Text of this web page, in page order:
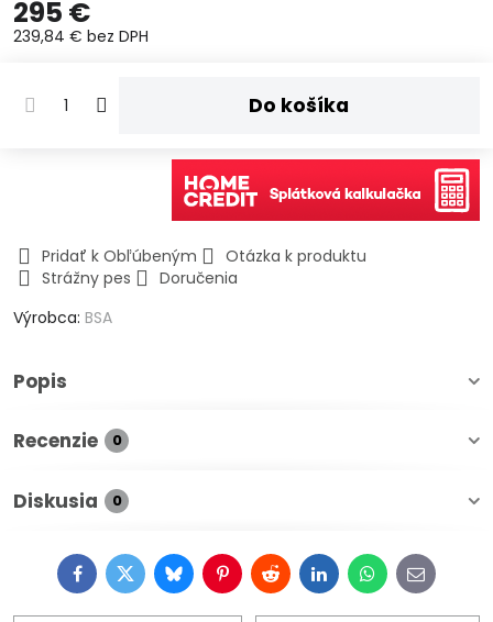
295 €
239,84 € bez DPH
Do košíka
Pridať k Obľúbeným
Otázka k produktu
Strážny pes
Doručenia
Výrobca: BSA
Popis
Recenzie 0
Diskusia 0
FacebookTwitterBlueskyPinterestRedditLinkedInWhatsApp
E-
mail